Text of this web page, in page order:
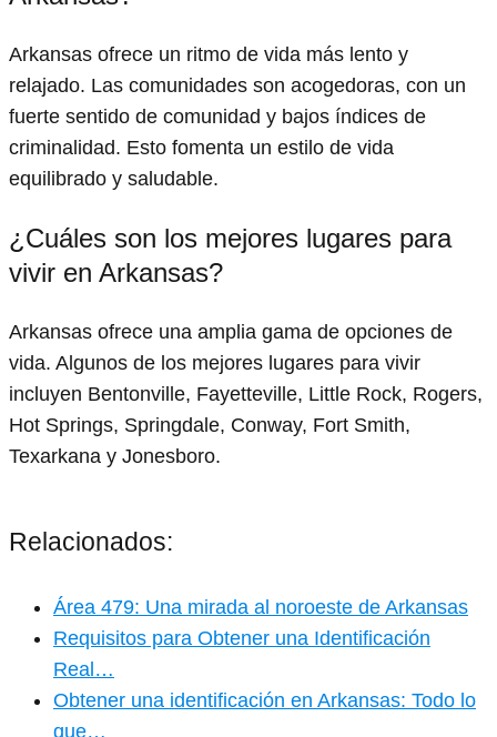
Arkansas ofrece un ritmo de vida más lento y
relajado. Las comunidades son acogedoras, con un
fuerte sentido de comunidad y bajos índices de
criminalidad. Esto fomenta un estilo de vida
equilibrado y saludable.
¿Cuáles son los mejores lugares para
vivir en Arkansas?
Arkansas ofrece una amplia gama de opciones de
vida. Algunos de los mejores lugares para vivir
incluyen Bentonville, Fayetteville, Little Rock, Rogers,
Hot Springs, Springdale, Conway, Fort Smith,
Texarkana y Jonesboro.
Relacionados:
Área 479: Una mirada al noroeste de Arkansas
Requisitos para Obtener una Identificación
Real…
Obtener una identificación en Arkansas: Todo lo
que…